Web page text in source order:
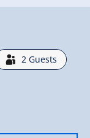
2 Guests